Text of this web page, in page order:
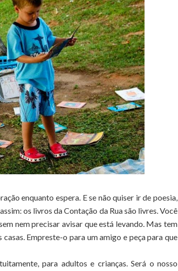
enquanto espera. E se não quiser ir de poesia,
os livros da Contação da Rua são livres. Você
nem precisar avisar que está levando. Mas tem
Empreste-o para um amigo e peça para que
para adultos e crianças. Será o nosso